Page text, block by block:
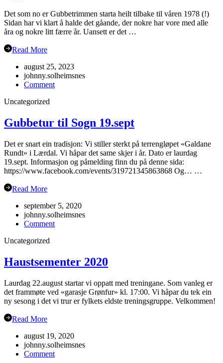
Det som no er Gubbetrimmen starta heilt tilbake til våren 1978 (!)
Sidan har vi klart å halde det gåande, der nokre har vore med alle
åra og nokre litt færre år. Uansett er det …
Read More
august 25, 2023
johnny.solheimsnes
Commenton
Uncategorized
Gubbetur til Sogn 19.sept
Det er snart ein tradisjon: Vi stiller sterkt på terrengløpet «Galdane
Rundt» i Lærdal. Vi håpar det same skjer i år. Dato er laurdag
19.sept. Informasjon og påmelding finn du på denne sida:
https://www.facebook.com/events/319721345863868 Og… …
Read More
september 5, 2020
johnny.solheimsnes
Commenton
19.sept
Uncategorized
Haustsementer 2020
Laurdag 22.august startar vi oppatt med treningane. Som vanleg er
det frammøte ved «garasje Grønfur» kl. 17:00. Vi håpar du tek ein
ny sesong i det vi trur er fylkets eldste treningsgruppe. Velkommen!
Read More
august 19, 2020
johnny.solheimsnes
Commenton